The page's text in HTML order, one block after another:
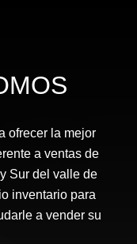
ofrecer la mejor
a ventas de
Sur del valle de
inventario para
a vender su